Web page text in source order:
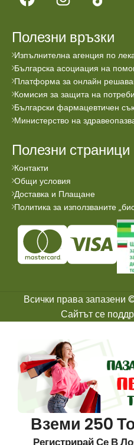
Полезни връзки
Изпълнителна агенция по
Българска асоциация на
Платформа за онлайн
Комисия за защита на
Български фармацевтичен
Министерство на
Полезни страници
Контакти
Общи условия
Доставка и Плащане
Политика за използваните
Всички права запазени
Сайтът се
Вземи 250
Регистрирай Се В